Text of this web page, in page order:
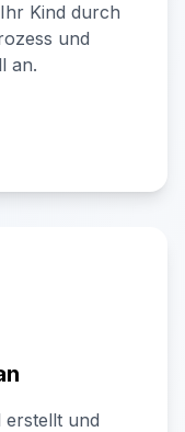
Kind durch
und
an.
erstellt und